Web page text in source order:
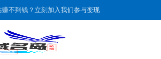
赚不到钱？立刻加入我们参与变现
超市--好字体用得起，买得起！
未成年人"清朗"网络空间承诺书